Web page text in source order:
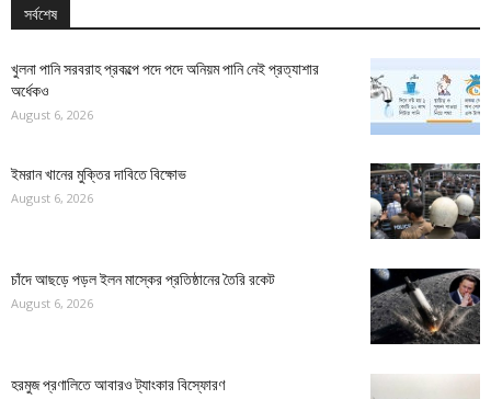
সর্বশেষ
খুলনা পানি সরবরাহ প্রকল্পে পদে পদে অনিয়ম পানি নেই প্রত্যাশার
অর্ধেকও
August 6, 2026
ইমরান খানের মুক্তির দাবিতে বিক্ষোভ
August 6, 2026
চাঁদে আছড়ে পড়ল ইলন মাস্কের প্রতিষ্ঠানের তৈরি রকেট
August 6, 2026
হরমুজ প্রণালিতে আবারও ট্যাংকার বিস্ফোরণ